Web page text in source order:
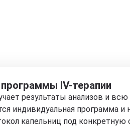
IV-терапии
результаты анализов и
индивидуальная программа и
капельниц под конкретную